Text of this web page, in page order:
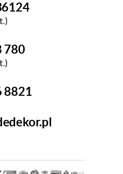
780
8821